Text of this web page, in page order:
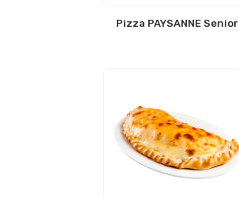
Pizza PAYSANNE Senior